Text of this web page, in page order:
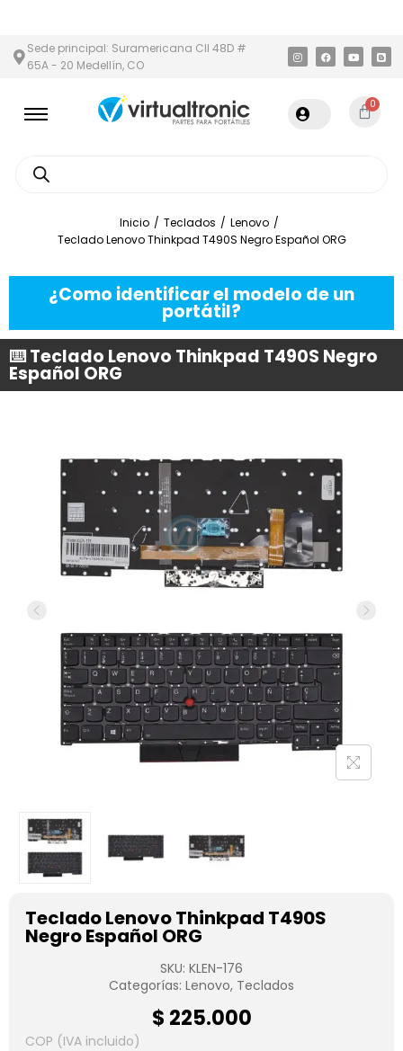
Sede principal: Suramericana Cll 48D #
65A - 20 Medellín, CO
0
Inicio / Teclados / Lenovo /
Teclado Lenovo Thinkpad T490S Negro Español ORG
¿Como identificar el modelo de un
portátil?
⌨️ Teclado Lenovo Thinkpad T490S Negro
Español ORG
Teclado Lenovo Thinkpad T490S
Negro Español ORG
SKU: KLEN-176
Categorías: Lenovo, Teclados
$ 225.000
COP (IVA incluido)